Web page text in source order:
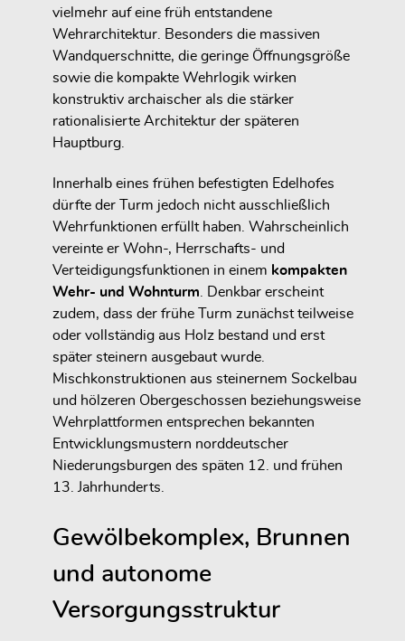
vielmehr auf eine früh entstandene
Wehrarchitektur. Besonders die massiven
Wandquerschnitte, die geringe Öffnungsgröße
sowie die kompakte Wehrlogik wirken
konstruktiv archaischer als die stärker
rationalisierte Architektur der späteren
Hauptburg.
Innerhalb eines frühen befestigten Edelhofes
dürfte der Turm jedoch nicht ausschließlich
Wehrfunktionen erfüllt haben. Wahrscheinlich
vereinte er Wohn-, Herrschafts- und
Verteidigungsfunktionen in einem kompakten
Wehr- und Wohnturm . Denkbar erscheint
zudem, dass der frühe Turm zunächst teilweise
oder vollständig aus Holz bestand und erst
später steinern ausgebaut wurde.
Mischkonstruktionen aus steinernem Sockelbau
und hölzeren Obergeschossen beziehungsweise
Wehrplattformen entsprechen bekannten
Entwicklungsmustern norddeutscher
Niederungsburgen des späten 12. und frühen
13. Jahrhunderts.
Gewölbekomplex, Brunnen
und autonome
Versorgungsstruktur